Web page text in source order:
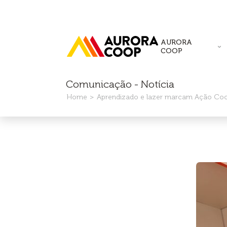
AURORA
COOP
Comunicação - Notícia
Home Aprendizado e lazer marcam Ação